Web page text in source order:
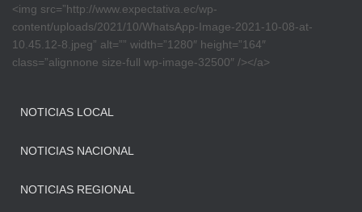
<img src=”http://www.expectativa.ec/wp-
content/uploads/2021/10/WhatsApp-Image-2021-10-08-at-
10.45.12-8.jpeg” alt=”” width=”1280″ height=”164″
class=”alignnone size-full wp-image-32500″ /></a>
NOTICIAS LOCAL
NOTICIAS NACIONAL
NOTICIAS REGIONAL